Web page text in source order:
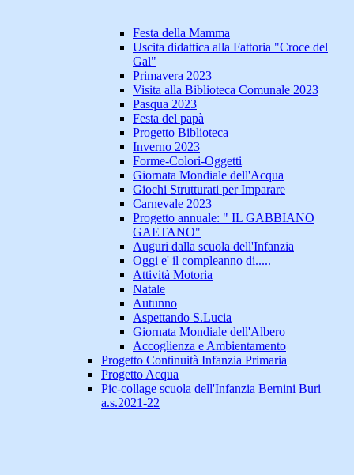
Festa della Mamma
Uscita didattica alla Fattoria "Croce del
Gal"
Primavera 2023
Visita alla Biblioteca Comunale 2023
Pasqua 2023
Festa del papà
Progetto Biblioteca
Inverno 2023
Forme-Colori-Oggetti
Giornata Mondiale dell'Acqua
Giochi Strutturati per Imparare
Carnevale 2023
Progetto annuale: " IL GABBIANO
GAETANO"
Auguri dalla scuola dell'Infanzia
Oggi e' il compleanno di.....
Attività Motoria
Natale
Autunno
Aspettando S.Lucia
Giornata Mondiale dell'Albero
Accoglienza e Ambientamento
Progetto Continuità Infanzia Primaria
Progetto Acqua
Pic-collage scuola dell'Infanzia Bernini Buri
a.s.2021-22